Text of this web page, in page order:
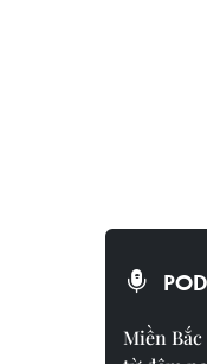
Miền